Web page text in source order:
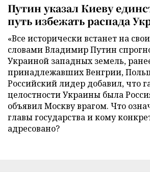
Путин указал Киеву
путь избежать распада
«Все исторически встанет на
словами Владимир Путин
Украиной западных земель,
принадлежавших Венгрии,
Российский лидер добавил, что
целостности Украины была
объявил Москву врагом. Что
главы государства и кому
адресовано?